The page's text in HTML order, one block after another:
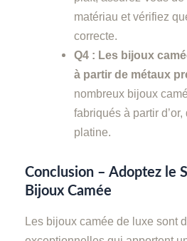
matériau et vérifiez
correcte.
Q4 : Les bijoux
à partir de métaux
nombreux bijoux
fabriqués à partir d’or,
platine.
Conclusion – Adoptez le
Bijoux Camée
Les bijoux camée de luxe sont